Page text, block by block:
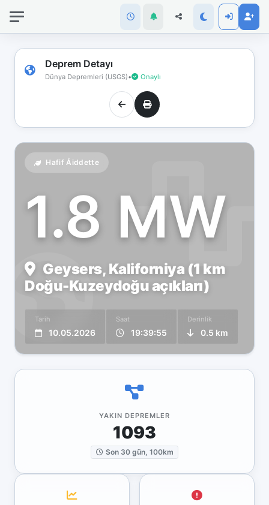
Deprem Detayı
Dünya Depremleri (USGS)• Onaylı
Hafif Åiddette
1.8 MW
Geysers, Kaliforniya (1 km
Doğu-Kuzeydoğu açıkları)
Tarih
10.05.2026
Saat
19:39:55
Derinlik
0.5 km
YAKIN DEPREMLER
1093
Son 30 gün, 100km
bağlantınız
koptu!
Çevrimdışı
moddasınız.